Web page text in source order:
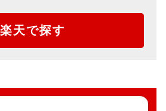
楽天で探す